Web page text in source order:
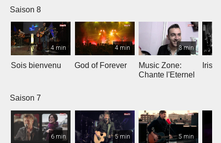
Saison 8
4 min
Sois bienvenu
4 min
God of Forever
3 min
Music Zone:
Chante l'Eternel
Irish
Saison 7
6 min 5 min 5 min